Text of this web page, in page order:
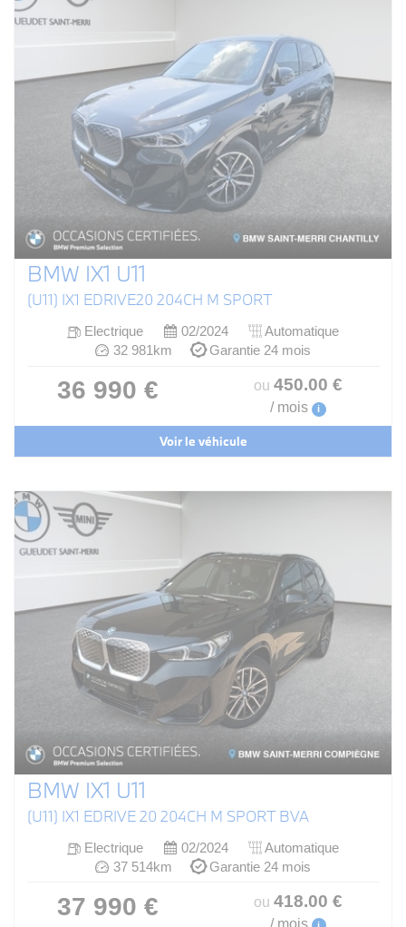
BMW IX1 U11
(U11) IX1 EDRIVE20 204CH M SPORT
Electrique 02/2024
Automatique
32 981km
Garantie 24 mois
36 990 € ou 450.00 €
/ mois i
Voir le véhicule
BMW IX1 U11
(U11) IX1 EDRIVE 20 204CH M SPORT BVA
Electrique 02/2024
Automatique
37 514km
Garantie 24 mois
37 990 € ou 418.00 €
/ mois i